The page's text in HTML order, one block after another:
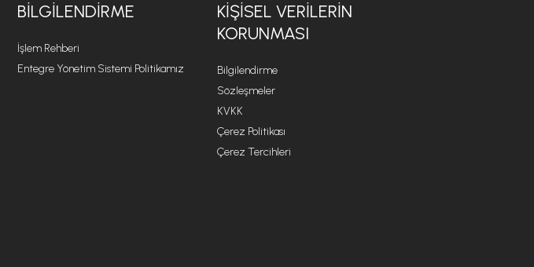
BILGILENDIRME
İşlem Rehberi
Entegre Yönetim Sistemi Politikamız
KİŞİSEL VERİLERİN
KORUNMASI
Bilgilendirme
Sözleşmeler
KVKK
Çerez Politikası
Çerez Tercihleri